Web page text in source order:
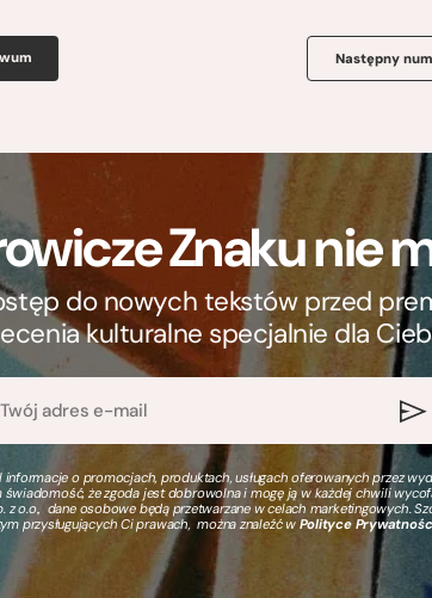
Następny
Znaku nie
do nowych tekstów przed
kulturalne specjalnie dla
o promocjach, produktach, usługach oferowanych przez
świadomość, że zgoda jest dobrowolna i mogę ją w każdej chwili
o.o., dane osobowe będą przetwarzane w celach marketingowych.
przysługujących Ci prawach, można znaleźć wPolityce